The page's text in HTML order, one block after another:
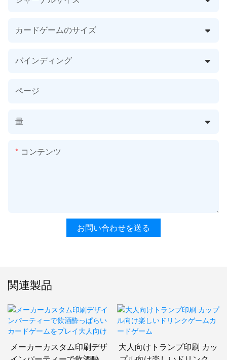
カードゲームのサイズ
バインディング
ページ
量
コンテンツ
お問い合わせを送る
関連製品
メーカーカスタム印刷デザ
大人向けトランプ印刷 カッ